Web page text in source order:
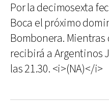
Por la decimosexta
Boca el próximo
Bombonera.
recibirá a Argentinos
las 21.30. <i>(NA)</i>